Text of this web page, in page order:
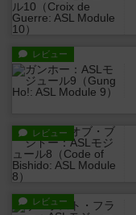
レビュー
レビュー
レビュー